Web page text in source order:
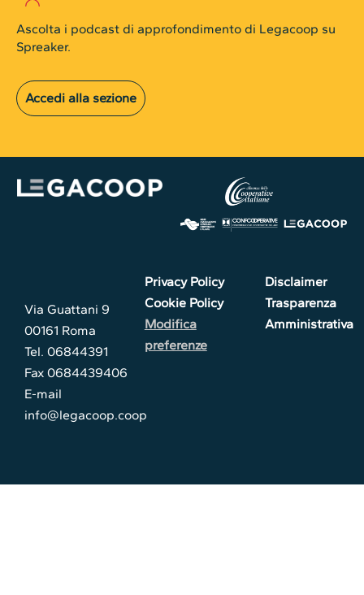
Ascolta i podcast di approfondimento di Legacoop su
Spreaker.
Accedi alla sezione
Via Guattani 9
00161 Roma
Tel. 06844391
Fax 0684439406
E-mail
info@legacoop.coop
Privacy Policy
Cookie Policy
Modifica
preferenze
Disclaimer
Trasparenza
Amministrativa